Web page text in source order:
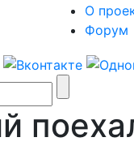
О
Форум